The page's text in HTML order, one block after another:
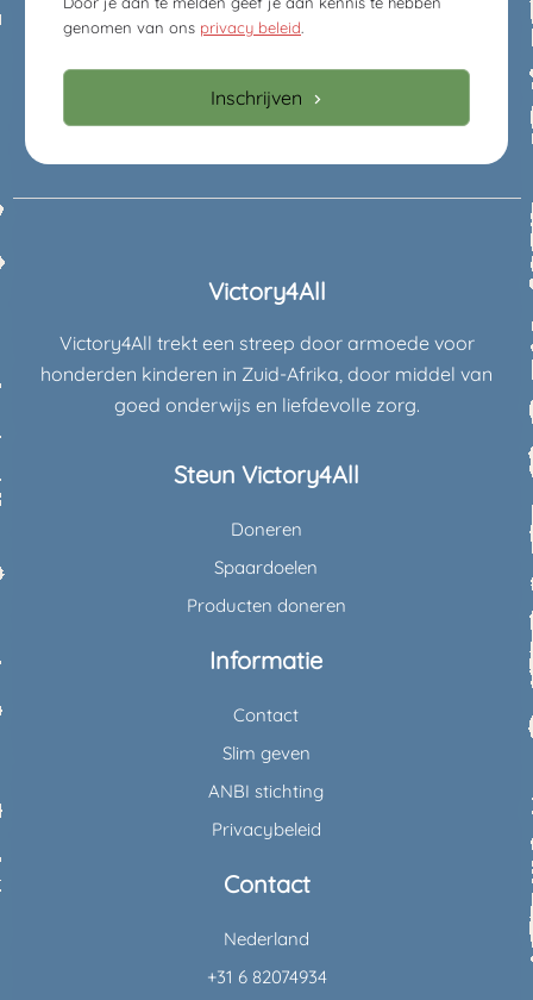
genomen van ons privacy beleid.
Inschrijven
Victory4All
Victory4All trekt een streep door armoede voor
honderden kinderen in Zuid-Afrika, door middel van
goed onderwijs en liefdevolle zorg.
Steun Victory4All
Doneren
Spaardoelen
Producten doneren
Informatie
Contact
Slim geven
ANBI stichting
Privacybeleid
Contact
Nederland
+31 6 82074934